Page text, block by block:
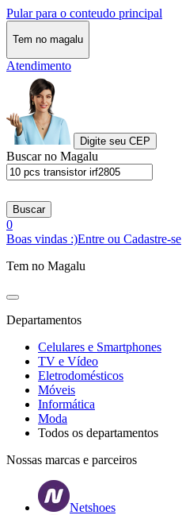
Pular para o conteudo principal
Tem no magalu
Atendimento
Digite seu CEP
Buscar no Magalu
Buscar
0
Boas vindas :)Entre ou Cadastre-se
Tem no Magalu
Departamentos
Celulares e Smartphones
TV e Vídeo
Eletrodomésticos
Móveis
Informática
Moda
Todos os departamentos
Nossas marcas e parceiros
Netshoes